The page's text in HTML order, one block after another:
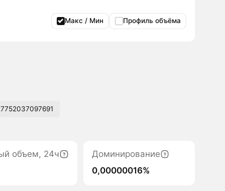
Макс / Мин Профиль объёма
объем, 24ч
Доминирование
0,00000016%